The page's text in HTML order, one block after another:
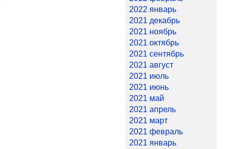
2022 январь
2021 декабрь
2021 ноябрь
2021 октябрь
2021 сентябрь
2021 август
2021 июль
2021 июнь
2021 май
2021 апрель
2021 март
2021 февраль
2021 январь